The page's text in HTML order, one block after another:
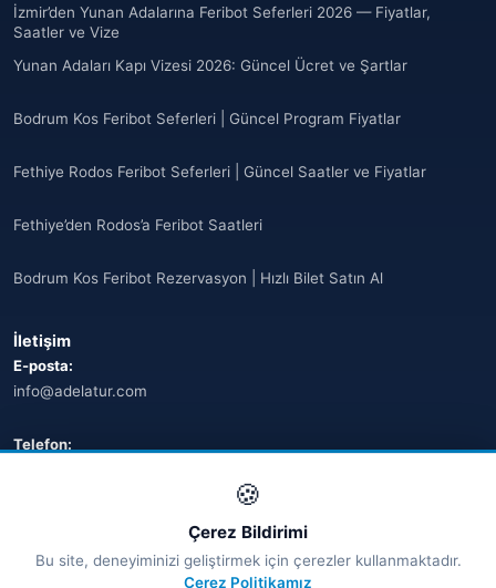
İzmir’den Yunan Adalarına Feribot Seferleri 2026 — Fiyatlar,
Saatler ve Vize
Yunan Adaları Kapı Vizesi 2026: Güncel Ücret ve Şartlar
Bodrum Kos Feribot Seferleri | Güncel Program Fiyatlar
Fethiye Rodos Feribot Seferleri | Güncel Saatler ve Fiyatlar
Fethiye’den Rodos’a Feribot Saatleri
Bodrum Kos Feribot Rezervasyon | Hızlı Bilet Satın Al
İletişim
E-posta:
info@adelatur.com
Telefon:
💬 WhatsApp
🍪
Çerez Bildirimi
Bu site, deneyiminizi geliştirmek için çerezler kullanmaktadır.
Çerez Politikamız